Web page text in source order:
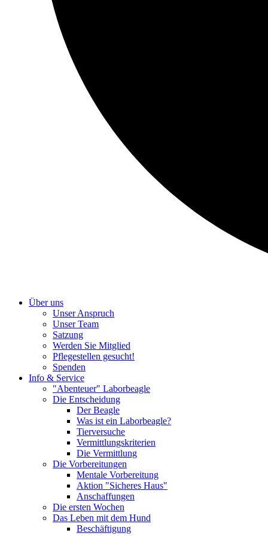
Über uns
Unser Anspruch
Unser Team
Satzung
Werden Sie Mitglied
Pflegestellen gesucht!
Spenden
Info & Service
"Abenteuer" Laborbeagle
Die Entscheidung
Der Beagle
Was ist ein Laborbeagle?
Tierversuche
Vermittlungskriterien
Die Vermittlung
Die Vorbereitungen
Mentale Vorbereitung
Aktion "Sicheres Haus"
Anschaffungen
Die ersten Wochen
Das Leben mit dem Hund
Beschäftigung